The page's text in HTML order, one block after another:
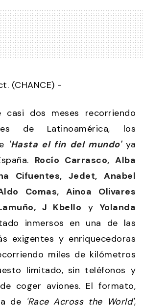
(CHANCE) -
dos meses recorriendo
de Latinoamérica, los
'Hasta el fin del mundo'ya
Rocío Carrasco, Alba
Cifuentes, Jedet, Anabel
Comas, Ainoa Olivares
J Kbello y Yolanda
inmersos en una de las
exigentes y enriquecedoras
miles de kilómetros
limitado, sin teléfonos y
coger aviones. El formato,
de 'Race Across the World',